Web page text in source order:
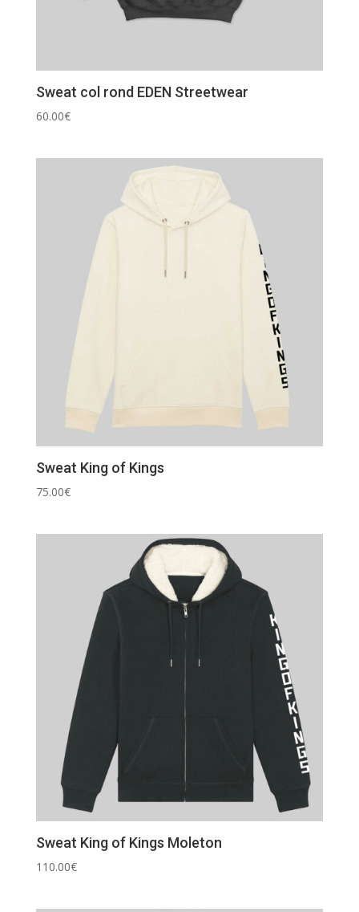
Sweat col rond EDEN Streetwear
60.00€
Sweat King of Kings
75.00€
Sweat King of Kings Moleton
110.00€